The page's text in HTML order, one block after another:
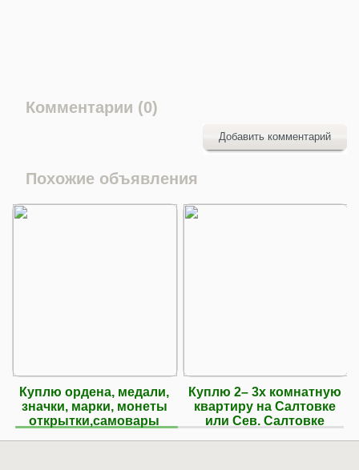
Комментарии (0)
Добавить комментарий
Похожие объявления
Куплю ордена, медали,
значки, марки, монеты
открытки,самовары
Куплю 2– 3х комнатную
квартиру на Салтовке
или Сев. Салтовке